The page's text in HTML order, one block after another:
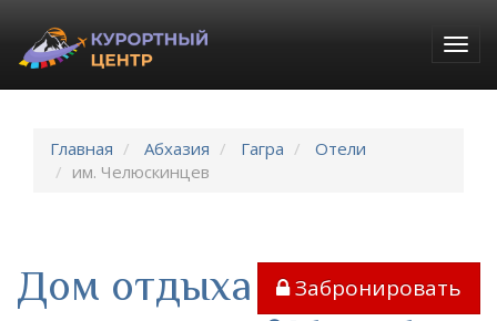
Главная Абхазия Гагра
Отели
им. Челюскинцев
Забронировать
Дом отдыха